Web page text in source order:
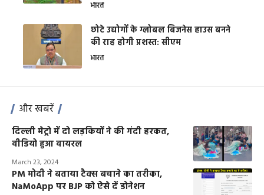
भारत
छोटे उद्योगों के ग्लोबल बिजनेस हाउस बनने
की राह होगी प्रशस्त: सीएम
भारत
और खबरें
दिल्ली मेट्रो में दो लड़कियों ने की गंदी हरकत,
वीडियो हुआ वायरल
March 23, 2024
PM मोदी ने बताया टैक्स बचाने का तरीका,
NaMoApp पर BJP को ऐसे दें डोनेशन